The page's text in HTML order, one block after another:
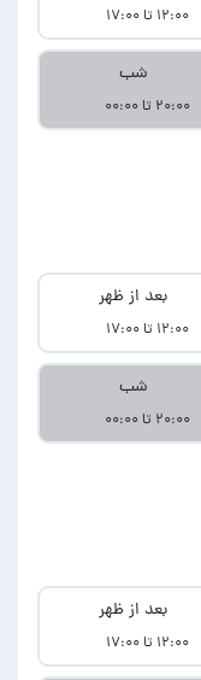
۱۲:۰۰ تا ۱۷:۰۰
شب
۲۰:۰۰ تا ۰۰:۰۰
بعد از ظهر
۱۲:۰۰ تا ۱۷:۰۰
شب
۲۰:۰۰ تا ۰۰:۰۰
بعد از ظهر
۱۲:۰۰ تا ۱۷:۰۰